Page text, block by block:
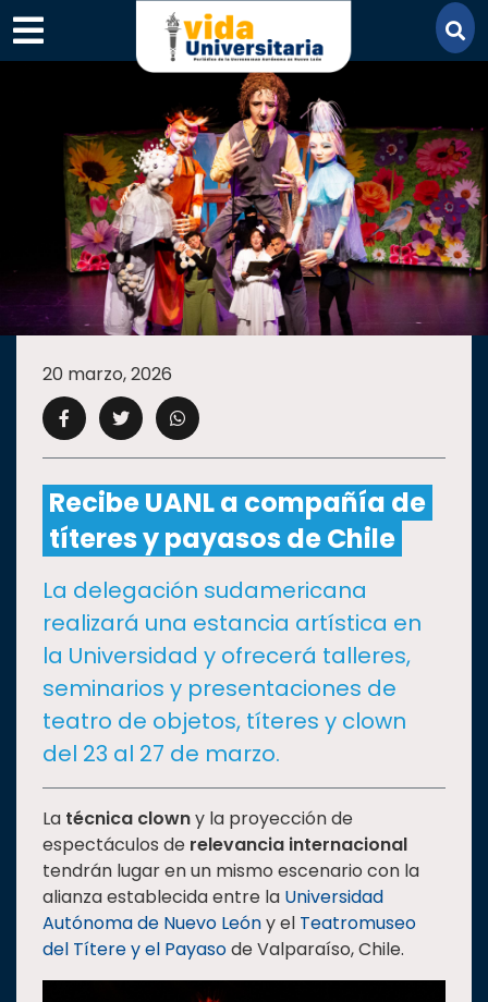
×
SECCIONES
ACADEMIA
CAMPUS UANL
CULTURA
DEPORTES
I+D+I EXPERTOS
SALUD
SUSTENTABILIDAD
TEMAS
Oferta
20 marzo, 2026
Recibe UANL a compañía de
títeres y payasos de Chile
La delegación sudamericana
realizará una estancia artística en
la Universidad y ofrecerá talleres,
seminarios y presentaciones de
teatro de objetos, títeres y clown
del 23 al 27 de marzo.
La técnica clowny la proyección de
espectáculos de relevancia internacional
tendrán lugar en un mismo escenario con la
alianza establecida entre la Universidad
Autónoma de Nuevo Leóny el Teatromuseo
del Títere y el Payasode Valparaíso, Chile.